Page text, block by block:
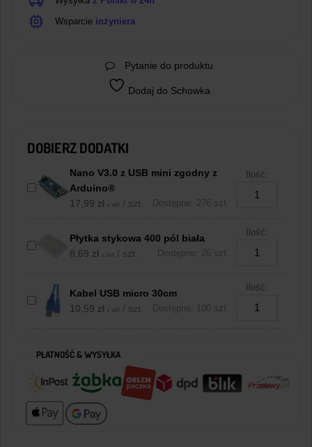
Wsparcie inżyniera
Pytanie do produktu
Dodaj do Schowka
DOBIERZ DODATKI
Nano V3.0 z USB mini zgodny z
Arduino®
17,99 zł z VAT / szt. Dostępne: 276 szt.
Ilość:
Płytka stykowa 400 pól biała
8,69 zł z VAT / szt. Dostępne: 26 szt.
Ilość:
Kabel USB micro 30cm
10,59 zł z VAT / szt. Dostępne: 100 szt.
Ilość:
PŁATNOŚĆ & WYSYŁKA